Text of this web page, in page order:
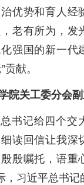
优势和育人经
老有所为，发
强国的新一代
贡献。
院关工委分会
书记给四个交
读回信让我深
殷嘱托，语重
，习近平总书记